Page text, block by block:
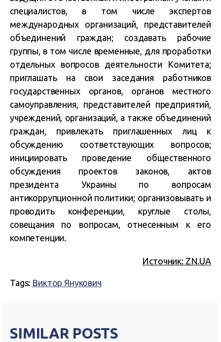
специалистов, в том числе экспертов
международных организаций, представителей
объединений граждан; создавать рабочие
группы, в том числе временные, для проработки
отдельных вопросов деятельности Комитета;
приглашать на свои заседания работников
государственных органов, органов местного
самоуправления, представителей предприятий,
учреждений, организаций, а также объединений
граждан, привлекать приглашенных лиц к
обсуждению соответствующих вопросов;
инициировать проведение общественного
обсуждения проектов законов, актов
президента Украины по вопросам
антикоррупционной политики; организовывать и
проводить конференции, круглые столы,
совещания по вопросам, отнесенным к его
компетенции.
Источник: ZN.UA
Tags: Виктор Янукович
SIMILAR POSTS